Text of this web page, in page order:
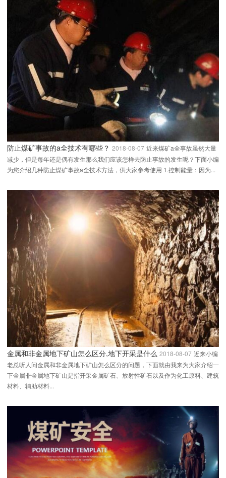
防止煤矿事故的a全技术有哪些？ 2018-08-07 近来煤矿a全事故虽然大量
减少，但是每年还是偶有发生那么我们应该怎样去防止事故的发生呢？下面小编
为您介绍几种防止煤矿事故a全技术方法，供大家参考使用 1.控制能量：因为...
金属和非金属地下矿山怎么区分,地下开采是什么 2018-08-07 近来小编
老总听人问金属和非金属地下矿山怎么区分的问题，下面就由我来为大家介绍一
下金属非金属地下矿山是指开采金属矿石、放射性矿石以及作为化工原料、建筑
材料、辅助材料...